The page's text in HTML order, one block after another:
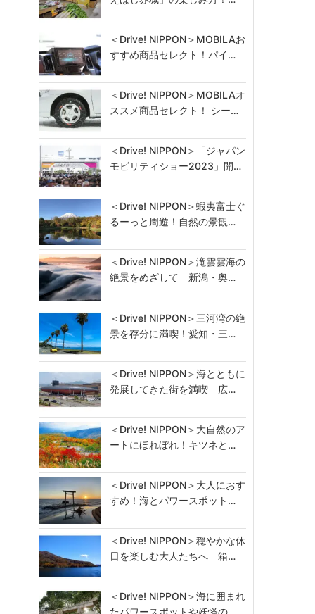
＜Drive! NIPPON＞MOBILAお
すすめ商品セレクト！パイ…
＜Drive! NIPPON＞MOBILAオ
ススメ商品セレクト！ シー…
＜Drive! NIPPON＞「ジャパン
モビリティショー2023」開…
＜Drive! NIPPON＞蝦夷富士ぐ
るーっと周遊！自然の景観…
＜Drive! NIPPON＞滝雲雲海の
絶景をめざして 新潟・奥…
＜Drive! NIPPON＞三河湾の絶
景を存分に満喫！愛知・三…
＜Drive! NIPPON＞海とともに
発展してきた街を満喫 広…
＜Drive! NIPPON＞大自然のア
ートにほれぼれ！キツネと…
＜Drive! NIPPON＞大人におす
すめ！海とパワースポット…
＜Drive! NIPPON＞穏やかな休
日を楽しむ大人たちへ 箱…
＜Drive! NIPPON＞海に囲まれ
たパワースポットや妖怪の…